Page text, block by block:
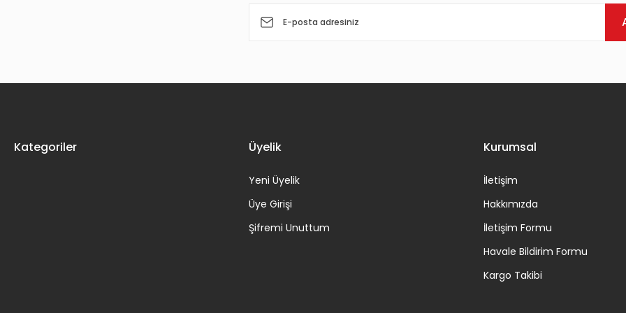
Kategoriler Üyelik
Yeni Üyelik
Üye Girişi
Şifremi Unuttum
Kurumsal
İletişim
Hakkımızda
İletişim Formu
Havale Bildirim Formu
Kargo Takibi